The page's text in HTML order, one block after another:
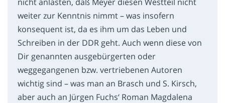
weiter zur Kenntnis nimmt – was insofern
konsequent ist, da es ihm um das Leben und
Schreiben in der DDR geht. Auch wenn diese von
Dir genannten ausgebürgerten oder
weggegangenen bzw. vertriebenen Autoren
wichtig sind – was man an Brasch und S. Kirsch,
aber auch an Jürgen Fuchs‘ Roman Magdalena